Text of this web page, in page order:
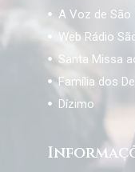
A Voz de São
Web Rádio
Santa Missa
Família dos
Dízimo